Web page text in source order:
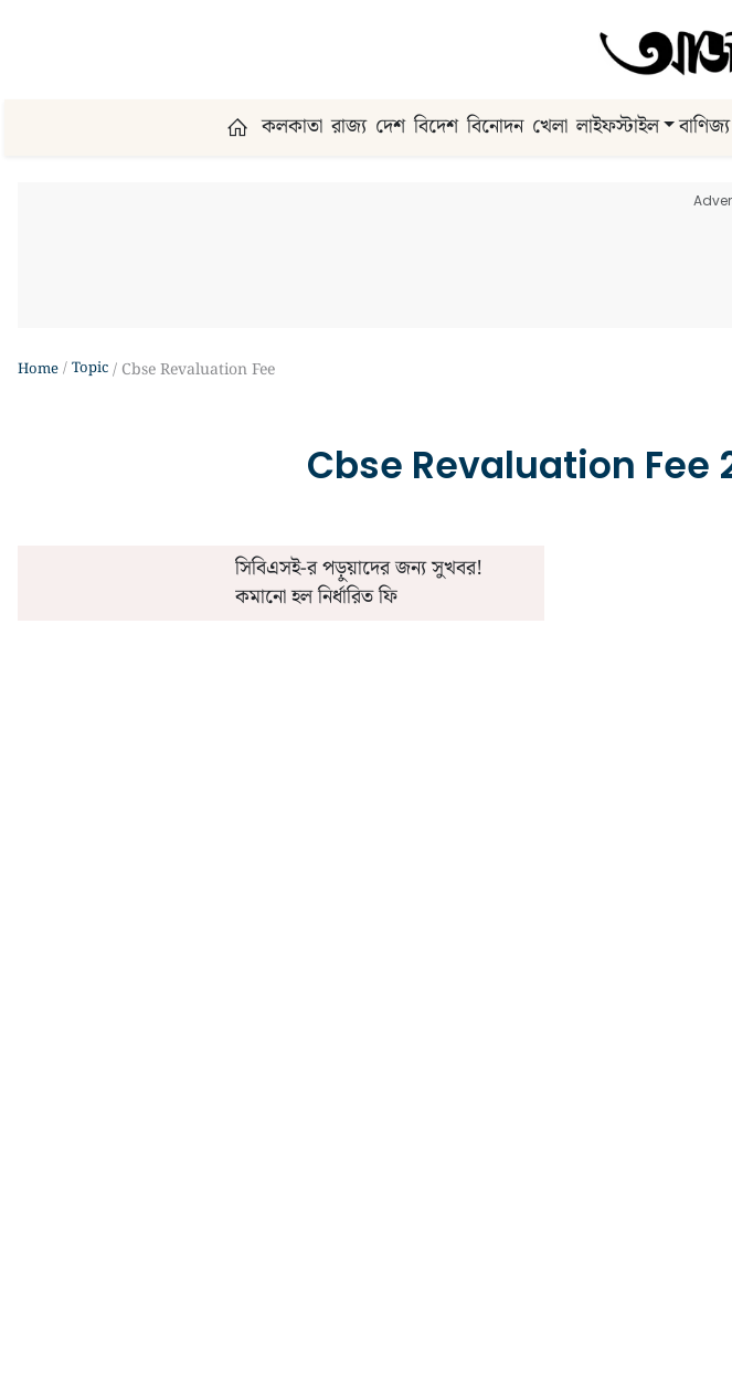
কলকাতা রাজ্য দেশ বিদেশ বিনোদন খেলা লাইফস্টাইল বাণিজ্য
Home Topic Cbse Revaluation Fee
Cbse Revaluation Fee
সিবিএসই-র পড়ুয়াদের জন্য সুখবর!
কমানো হল নির্ধারিত ফি